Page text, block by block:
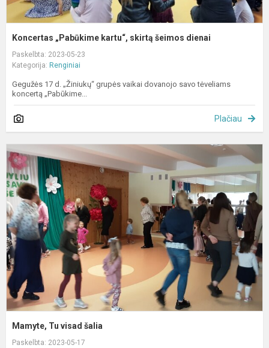
Koncertas „Pabūkime kartu“, skirtą šeimos dienai
Paskelbta: 2023-05-23
Kategorija: Renginiai
Gegužės 17 d. „Žiniukų“ grupės vaikai dovanojo savo tėveliams
koncertą „Pabūkime...
Plačiau
Mamyte, Tu visad šalia
Paskelbta: 2023-05-17